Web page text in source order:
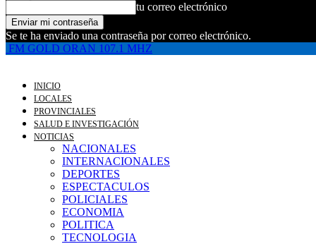
tu correo electrónico
Se te ha enviado una contraseña por correo electrónico.
FM GOLD ORAN 107.1 MHZ
INICIO
LOCALES
PROVINCIALES
SALUD E INVESTIGACIÓN
NOTICIAS
NACIONALES
INTERNACIONALES
DEPORTES
ESPECTACULOS
POLICIALES
ECONOMIA
POLITICA
TECNOLOGIA